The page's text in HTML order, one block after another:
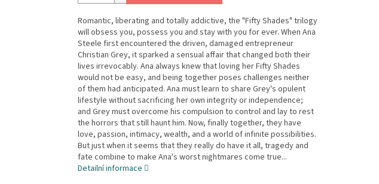
Romantic, liberating and totally addictive, the "Fifty Shades" trilogy
will obsess you, possess you and stay with you for ever. When Ana
Steele first encountered the driven, damaged entrepreneur
Christian Grey, it sparked a sensual affair that changed both their
lives irrevocably. Ana always knew that loving her Fifty Shades
would not be easy, and being together poses challenges neither
of them had anticipated. Ana must learn to share Grey's opulent
lifestyle without sacrificing her own integrity or independence;
and Grey must overcome his compulsion to control and lay to rest
the horrors that still haunt him. Now, finally together, they have
love, passion, intimacy, wealth, and a world of infinite possibilities.
But just when it seems that they really do have it all, tragedy and
fate combine to make Ana's worst nightmares come true...
Detailní informace